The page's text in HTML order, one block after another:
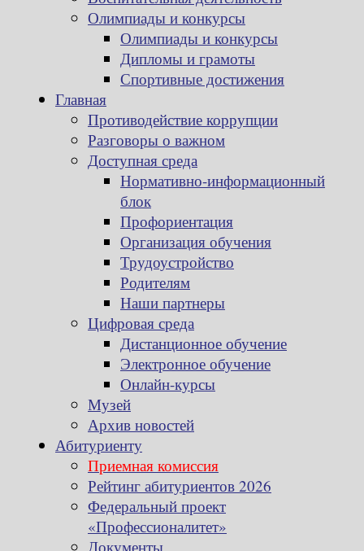
Олимпиады и конкурсы
Олимпиады и конкурсы
Дипломы и грамоты
Спортивные достижения
Главная
Противодействие коррупции
Разговоры о важном
Доступная среда
Нормативно-информационный
блок
Профориентация
Организация обучения
Трудоустройство
Родителям
Наши партнеры
Цифровая среда
Дистанционное обучение
Электронное обучение
Онлайн-курсы
Музей
Архив новостей
Абитуриенту
Приемная комиссия
Рейтинг абитуриентов 2026
Федеральный проект
«Профессионалитет»
Документы